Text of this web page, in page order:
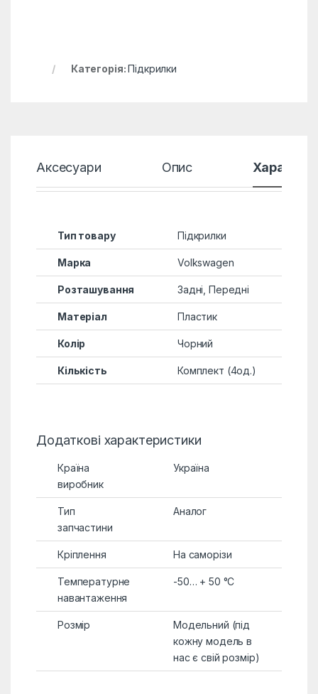
Категорія:Підкрилки
Аксесуари Опис
Тип товару Підкрилки
Марка Volkswagen
Розташування Задні, Передні
Матеріал Пластик
Колір Чорний
Кількість Комплект (4од.)
Додаткові характеристики
Країна
виробник
Україна
Тип
запчастини
Аналог
Кріплення На саморізи
Температурне
навантаження
-50… + 50 °C
Розмір
Модельний (під
кожну модель в
нас є свій розмір)